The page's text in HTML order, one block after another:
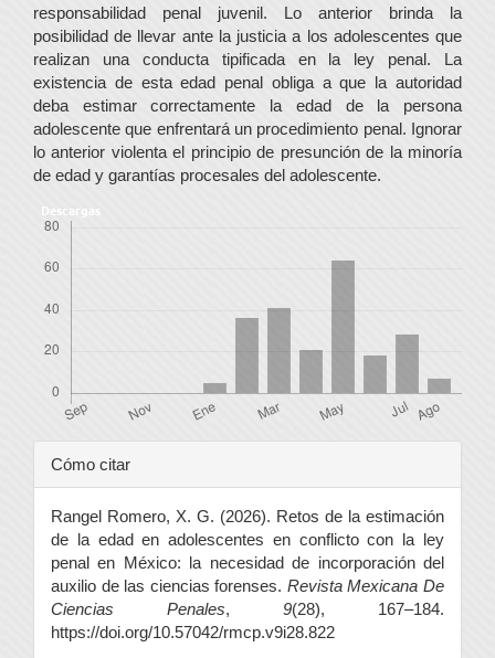
responsabilidad penal juvenil. Lo anterior brinda la
posibilidad de llevar ante la justicia a los adolescentes que
realizan una conducta tipificada en la ley penal. La
existencia de esta edad penal obliga a que la autoridad
deba estimar correctamente la edad de la persona
adolescente que enfrentará un procedimiento penal. Ignorar
lo anterior violenta el principio de presunción de la minoría
de edad y garantías procesales del adolescente.
Descargas
Detalles
del
artículo
Cómo citar
Rangel Romero, X. G. (2026). Retos de la estimación
de la edad en adolescentes en conflicto con la ley
penal en México: la necesidad de incorporación del
auxilio de las ciencias forenses. Revista Mexicana De
Ciencias Penales, 9(28), 167–184.
https://doi.org/10.57042/rmcp.v9i28.822